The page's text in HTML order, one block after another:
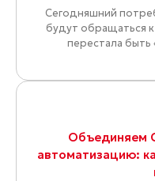
Сегодняшний
будут обращаться
перестала
Объединяем
автоматизацию: